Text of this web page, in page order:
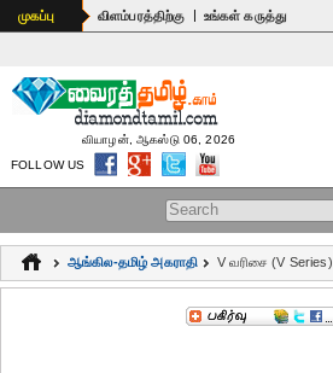
உலகம்
பொதுஅறிவு
கல்வி
ஆன்மிகம்
முகப்பு விளம்பரத்திற்கு | உங்கள் கருத்து
Search form
வியாழன், ஆகஸ்டு 06, 2026
FOLLOW US
ஆங்கில-தமிழ் அகராதி V வரிசை (V Series)